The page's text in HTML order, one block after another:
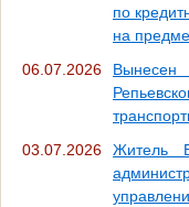
по
на
06.07.2026
Вынесен
03.07.2026
Житель